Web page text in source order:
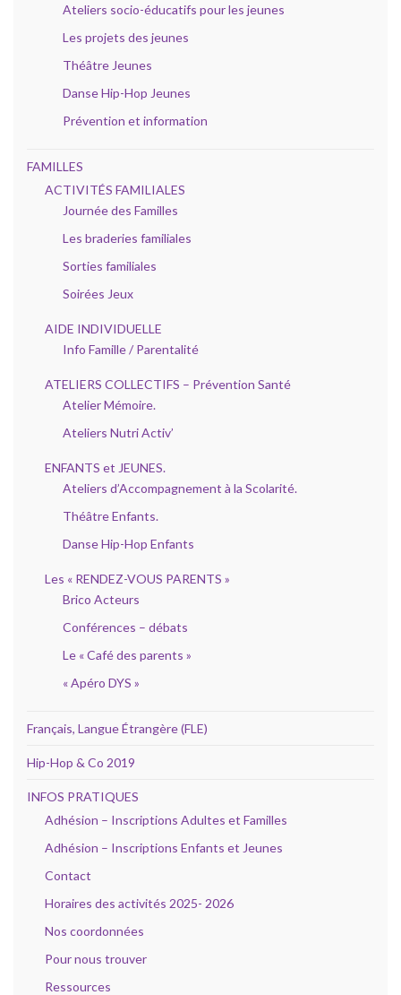
Ateliers socio-éducatifs pour les jeunes
Les projets des jeunes
Théâtre Jeunes
Danse Hip-Hop Jeunes
Prévention et information
FAMILLES
ACTIVITÉS FAMILIALES
Journée des Familles
Les braderies familiales
Sorties familiales
Soirées Jeux
AIDE INDIVIDUELLE
Info Famille / Parentalité
ATELIERS COLLECTIFS – Prévention Santé
Atelier Mémoire.
Ateliers Nutri Activ’
ENFANTS et JEUNES.
Ateliers d’Accompagnement à la Scolarité.
Théâtre Enfants.
Danse Hip-Hop Enfants
Les « RENDEZ-VOUS PARENTS »
Brico Acteurs
Conférences – débats
Le « Café des parents »
« Apéro DYS »
Français, Langue Étrangère (FLE)
Hip-Hop & Co 2019
INFOS PRATIQUES
Adhésion – Inscriptions Adultes et Familles
Adhésion – Inscriptions Enfants et Jeunes
Contact
Horaires des activités 2025- 2026
Nos coordonnées
Pour nous trouver
Ressources